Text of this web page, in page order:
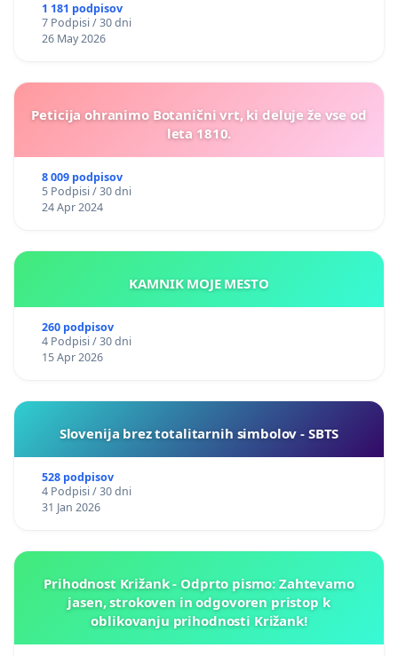
1 181 podpisov
7 Podpisi / 30 dni
26 May 2026
Peticija ohranimo Botanični vrt, ki deluje že vse od
leta 1810.
8 009 podpisov
5 Podpisi / 30 dni
24 Apr 2024
KAMNIK MOJE MESTO
260 podpisov
4 Podpisi / 30 dni
15 Apr 2026
Slovenija brez totalitarnih simbolov - SBTS
528 podpisov
4 Podpisi / 30 dni
31 Jan 2026
Prihodnost Križank - Odprto pismo: Zahtevamo
jasen, strokoven in odgovoren pristop k
oblikovanju prihodnosti Križank!